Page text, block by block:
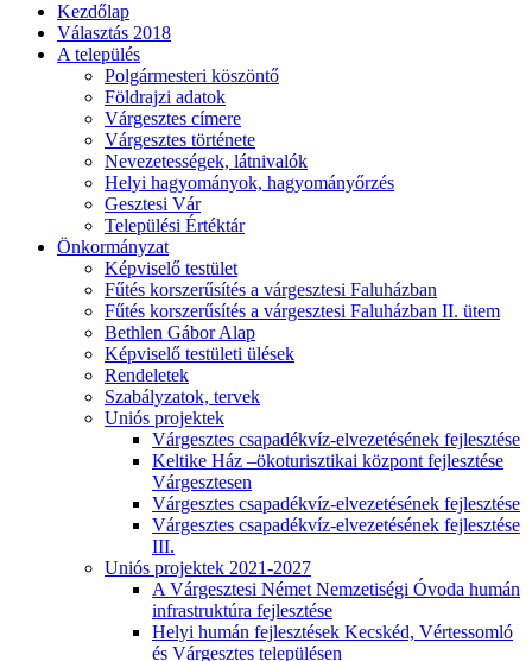
Kezdőlap
Választás 2018
A település
Polgármesteri köszöntő
Földrajzi adatok
Várgesztes címere
Várgesztes története
Nevezetességek, látnivalók
Helyi hagyományok, hagyományőrzés
Gesztesi Vár
Települési Értéktár
Önkormányzat
Képviselő testület
Fűtés korszerűsítés a várgesztesi Faluházban
Fűtés korszerűsítés a várgesztesi Faluházban II. ütem
Bethlen Gábor Alap
Képviselő testületi ülések
Rendeletek
Szabályzatok, tervek
Uniós projektek
Várgesztes csapadékvíz-elvezetésének fejlesztése
Keltike Ház –ökoturisztikai központ fejlesztése
Várgesztesen
Várgesztes csapadékvíz-elvezetésének fejlesztése
Várgesztes csapadékvíz-elvezetésének fejlesztése
III.
Uniós projektek 2021-2027
A Várgesztesi Német Nemzetiségi Óvoda humán
infrastruktúra fejlesztése
Helyi humán fejlesztések Kecskéd, Vértessomló
és Várgesztes településen